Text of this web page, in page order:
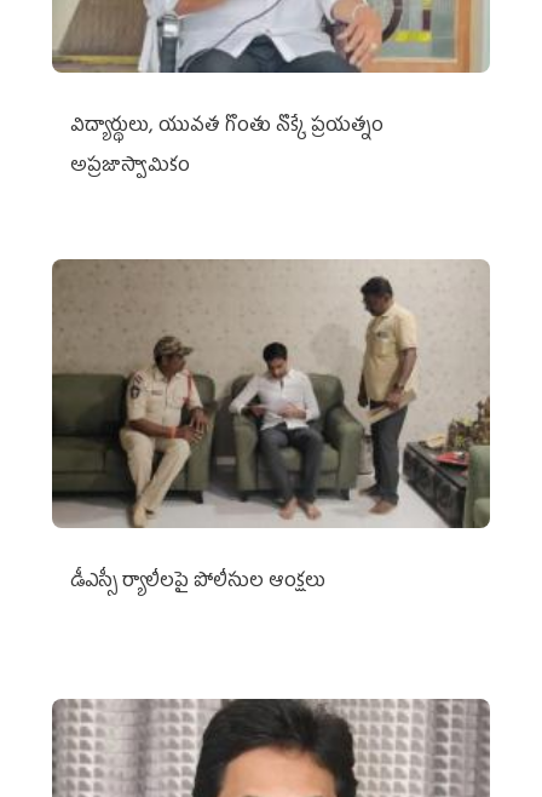
విద్యార్థులు, యువత గొంతు నొక్కే ప్రయత్నం
అప్రజాస్వామికం
డీఎస్సీ ర్యాలీలపై పోలీసుల ఆంక్షలు